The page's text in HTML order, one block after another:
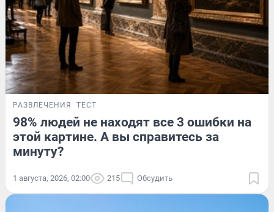
РАЗВЛЕЧЕНИЯ ТЕСТ
98% людей не находят все 3 ошибки на
этой картине. А вы справитесь за
минуту?
1 августа, 2026, 02:00 215 Обсудить